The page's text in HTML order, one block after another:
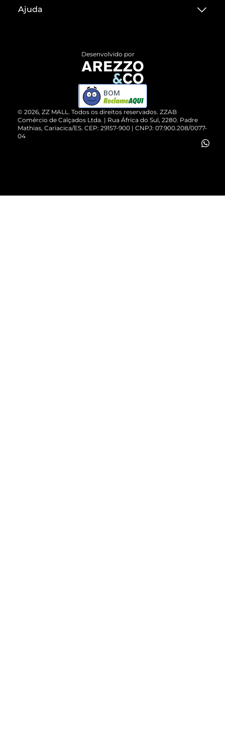
Termos de Uso
ZZ MALL é confiável
Cartão Presente
Vendas Corporativas
Ajuda
Devolução do Produto
Compre pelo WhatsApp
© 2026, ZZ MALL. Todos os direitos reservados. ZZAB
Comércio de Calçados Ltda. | Rua África do Sul, 2280. Padre
Mathias, Cariacica/ES. CEP: 29157-900 | CNPJ: 07.900.208/0077-
04
Desenvolvido por
BOM